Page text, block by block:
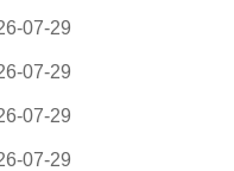
07-29
07-29
07-29
07-29